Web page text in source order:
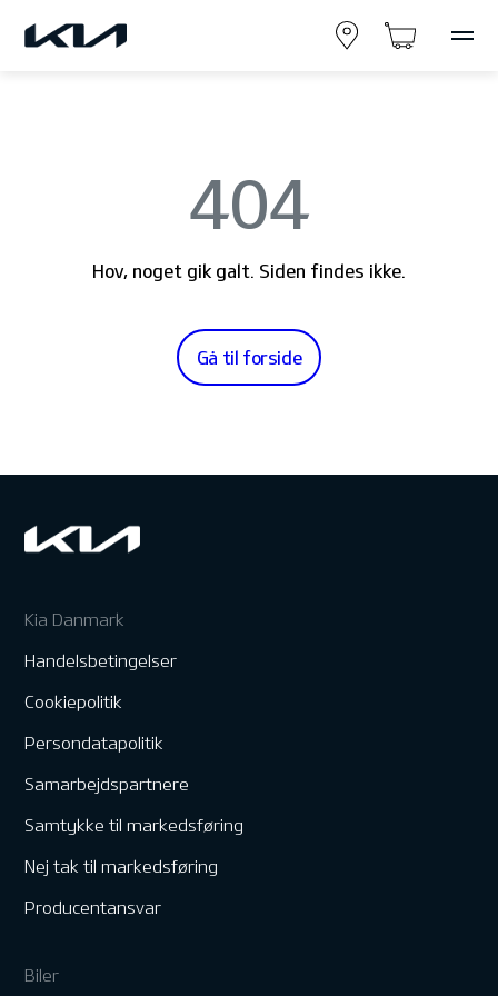
404
Hov, noget gik galt. Siden findes ikke.
Gå til forside
Kia Danmark
Handelsbetingelser
Cookiepolitik
Persondatapolitik
Samarbejdspartnere
Samtykke til markedsføring
Nej tak til markedsføring
Producentansvar
Biler